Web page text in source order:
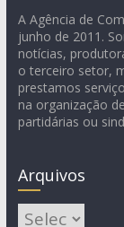
A Agência de
junho de 2011.
notícias,
o terceiro setor,
prestamos
na organização
partidárias ou
Arquivos
Arquivos